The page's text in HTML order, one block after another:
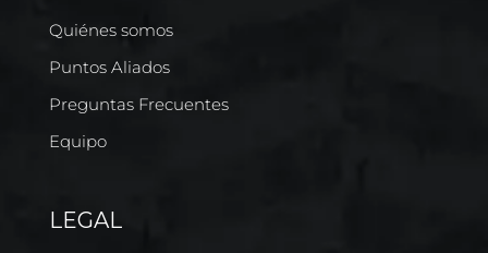
Quiénes somos
Puntos Aliados
Preguntas Frecuentes
Equipo
LEGAL